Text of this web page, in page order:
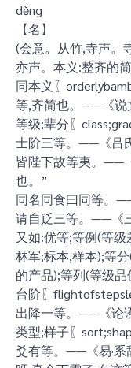
děng
【名】
(会意。从竹,寺声。
亦声。本义:整齐的
同本义〖
等,齐简也。——《说
等级;辈分〖
士阶三等。——《吕氏
皆陛下故等夷。——
也。”
同名同食曰同等。
请自贬三等。——《
又如:优等;等例(等
林军;标本,样本);等
的产品);等列(等级
台阶〖
出降一等。——《论语
类型;样子〖
爻有等。——《易·系